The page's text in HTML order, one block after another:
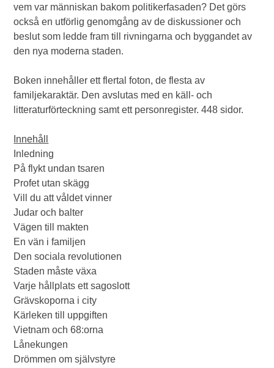
vem var människan bakom politikerfasaden? Det görs
också en utförlig genomgång av de diskussioner och
beslut som ledde fram till rivningarna och byggandet av
den nya moderna staden.
Boken innehåller ett flertal foton, de flesta av
familjekaraktär. Den avslutas med en käll- och
litteraturförteckning samt ett personregister. 448 sidor.
Innehåll
Inledning
På flykt undan tsaren
Profet utan skägg
Vill du att våldet vinner
Judar och balter
Vägen till makten
En vän i familjen
Den sociala revolutionen
Staden måste växa
Varje hållplats ett sagoslott
Grävskoporna i city
Kärleken till uppgiften
Vietnam och 68:orna
Lånekungen
Drömmen om självstyre